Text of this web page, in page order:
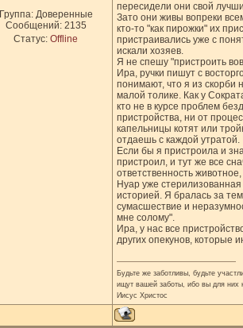
Доверенные
Сообщений: 2135
Статус: Offline
пересидели они свой
Зато они живы вопреки
кто-то "как пирожки" их
пристраивались уже с
искали хозяев.
Я не спешу "пристроить
Ира, ручки пишут с
понимают, что я из
малой толике. Как у
кто не в курсе проблем
пристройства, ни от
капельницы котят или
отдаешь с каждой утратой.
Если бы я пристроила и
пристроил, и тут же все
ответственность
Нуар уже
историей. Я бралась за
сумасшествие и
мне солому".
Ира, у нас все
других опекунов, которые
Будьте же заботливы, будьте
ищут вашей заботы, ибо вы для них
Иисус Христос